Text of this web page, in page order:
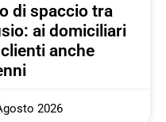
di spaccio tra
ai domiciliari
anche
2026